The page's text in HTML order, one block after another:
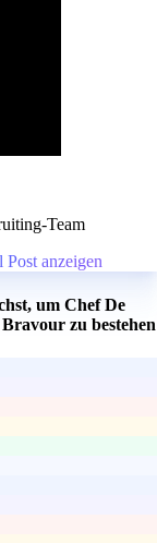
Team
anzeigen
um Chef De
zu bestehen